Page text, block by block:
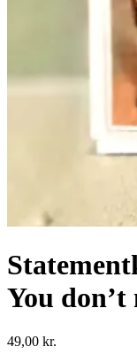
You
49,00 kr.